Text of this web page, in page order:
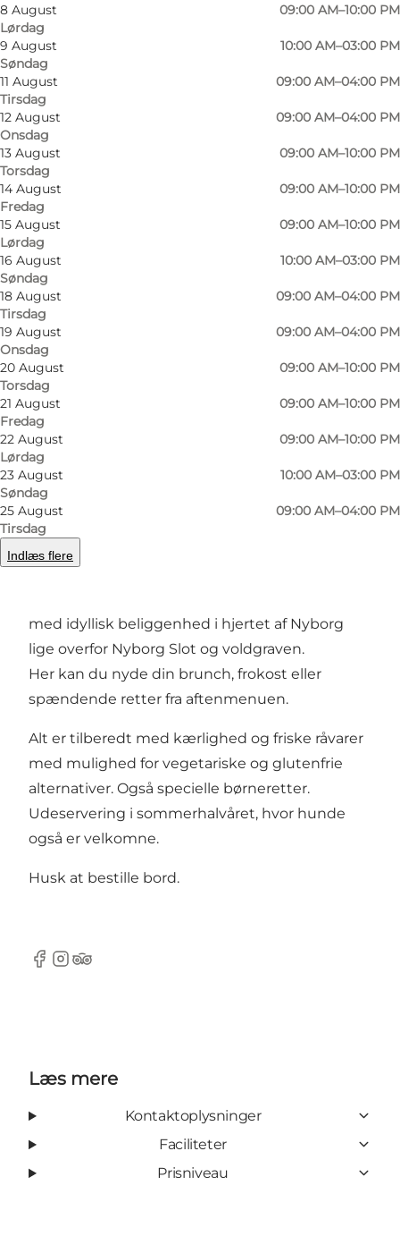
8 August
Lørdag
09:00 AM–10:00 PM
9 August
Søndag
10:00 AM–03:00 PM
11 August
Tirsdag
09:00 AM–04:00 PM
12 August
Onsdag
09:00 AM–04:00 PM
13 August
Torsdag
09:00 AM–10:00 PM
14 August
Fredag
09:00 AM–10:00 PM
15 August
Lørdag
09:00 AM–10:00 PM
16 August
Søndag
10:00 AM–03:00 PM
18 August
Tirsdag
09:00 AM–04:00 PM
19 August
Onsdag
09:00 AM–04:00 PM
20 August
Torsdag
09:00 AM–10:00 PM
21 August
Fredag
09:00 AM–10:00 PM
22 August
Lørdag
09:00 AM–10:00 PM
23 August
Søndag
10:00 AM–03:00 PM
25 August
Tirsdag
09:00 AM–04:00 PM
Indlæs flere
Foto: Restaurant Apoli Foto:
med idyllisk beliggenhed i hjertet af Nyborg
lige overfor Nyborg Slot og voldgraven.
Her kan du nyde din brunch, frokost eller
spændende retter fra aftenmenuen.
Alt er tilberedt med kærlighed og friske råvarer
med mulighed for vegetariske og glutenfrie
alternativer. Også specielle børneretter.
Udeservering i sommerhalvåret, hvor hunde
også er velkomne.
Husk at bestille bord.
Facebook
Instagram
TripAdvisor
Læs mere
Kontaktoplysninger
Faciliteter
Prisniveau